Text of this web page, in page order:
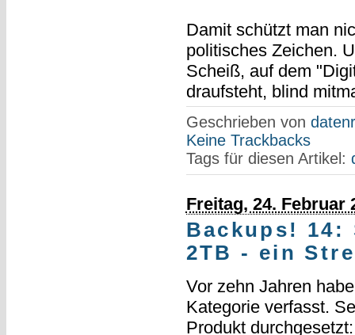
Damit schützt man
politisches Zeichen.
Scheiß, auf dem
draufsteht, blind
Geschrieben von
Keine Trackbacks
Tags für diesen Artikel:
Freitag, 24. Februar
Backups! 14:
2TB - ein
Vor zehn Jahren
Kategorie verfasst.
Produkt